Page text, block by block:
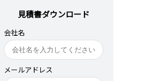
見積書ダウンロード
会社名
メールアドレス